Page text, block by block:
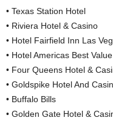
• Texas Station Hotel
• Riviera Hotel & Casino
• Hotel Fairfield Inn Las
• Hotel Americas Best
• Four Queens Hotel &
• Goldspike Hotel And
• Buffalo Bills
• Golden Gate Hotel &